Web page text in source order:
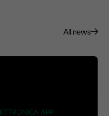
All news